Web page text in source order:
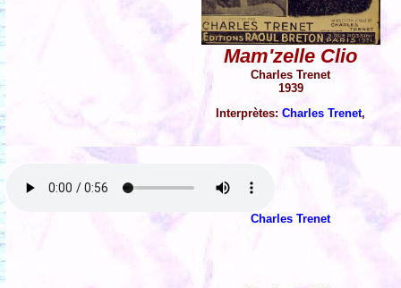
Mam'zelle Clio
Charles Trenet
1939
Interprètes:Charles Trenet,
Charles Trenet